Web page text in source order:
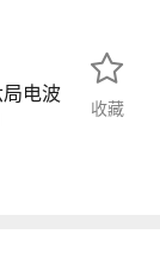
电波
收藏